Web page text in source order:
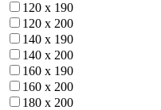
120 x 190
120 x 200
140 x 190
140 x 200
160 x 190
160 x 200
180 x 200